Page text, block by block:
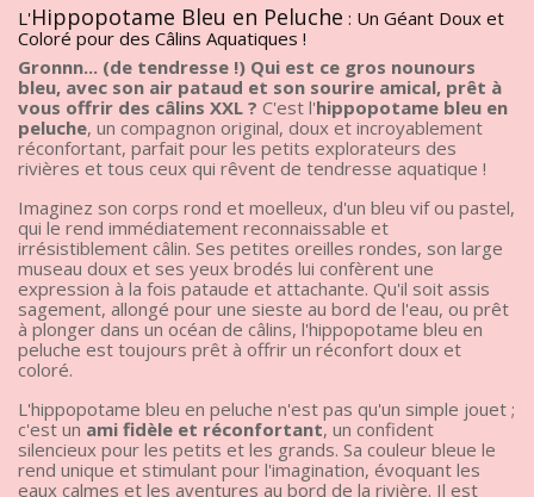
L'Hippopotame Bleu en Peluche : Un Géant Doux et
Coloré pour des Câlins Aquatiques !
Gronnn... (de tendresse !) Qui est ce gros nounours
bleu, avec son air pataud et son sourire amical, prêt à
vous offrir des câlins XXL ? C'est l'hippopotame bleu en
peluche, un compagnon original, doux et incroyablement
réconfortant, parfait pour les petits explorateurs des
rivières et tous ceux qui rêvent de tendresse aquatique !
Imaginez son corps rond et moelleux, d'un bleu vif ou pastel,
qui le rend immédiatement reconnaissable et
irrésistiblement câlin. Ses petites oreilles rondes, son large
museau doux et ses yeux brodés lui confèrent une
expression à la fois pataude et attachante. Qu'il soit assis
sagement, allongé pour une sieste au bord de l'eau, ou prêt
à plonger dans un océan de câlins, l'hippopotame bleu en
peluche est toujours prêt à offrir un réconfort doux et
coloré.
L'hippopotame bleu en peluche n'est pas qu'un simple jouet ;
c'est un ami fidèle et réconfortant, un confident
silencieux pour les petits et les grands. Sa couleur bleue le
rend unique et stimulant pour l'imagination, évoquant les
eaux calmes et les aventures au bord de la rivière. Il est